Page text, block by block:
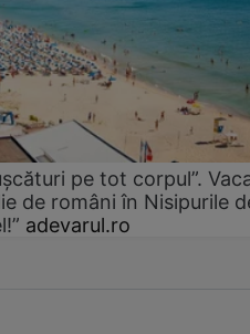
pe tot corpul”.
de români în Nisipurile
adevarul.ro